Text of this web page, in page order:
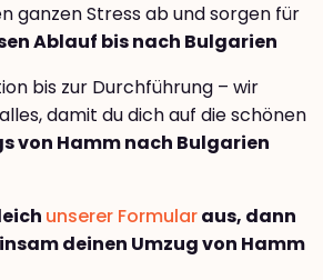
ganzen Stress ab und sorgen für
Ablauf bis nach Bulgarien
bis zur Durchführung – wir
damit du dich auf die schönen
von Hamm nach Bulgarien
unserer Formularaus, dann
deinen Umzug von Hamm